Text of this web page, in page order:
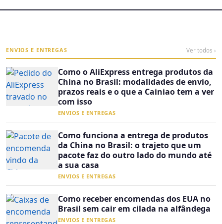
ENVIOS E ENTREGAS Ver todos ›
Como o AliExpress entrega produtos da
China no Brasil: modalidades de envio,
prazos reais e o que a Cainiao tem a ver
com isso
ENVIOS E ENTREGAS
Como funciona a entrega de produtos
da China no Brasil: o trajeto que um
pacote faz do outro lado do mundo até
a sua casa
ENVIOS E ENTREGAS
Como receber encomendas dos EUA no
Brasil sem cair em cilada na alfândega
ENVIOS E ENTREGAS